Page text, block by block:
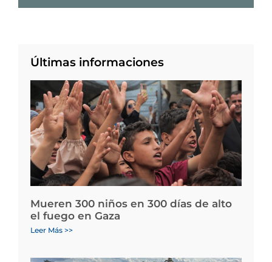
Últimas informaciones
Mueren 300 niños en 300 días de alto
el fuego en Gaza
Leer Más >>